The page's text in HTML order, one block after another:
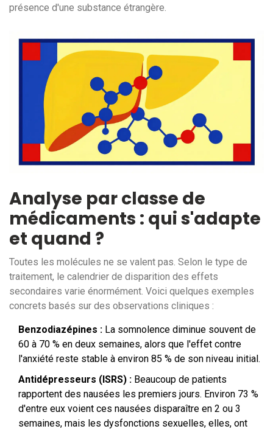
présence d'une substance étrangère.
Analyse par classe de
médicaments : qui s'adapte
et quand ?
Toutes les molécules ne se valent pas. Selon le type de
traitement, le calendrier de disparition des effets
secondaires varie énormément. Voici quelques exemples
concrets basés sur des observations cliniques :
Benzodiazépines : La somnolence diminue souvent de
60 à 70 % en deux semaines, alors que l'effet contre
l'anxiété reste stable à environ 85 % de son niveau initial.
Antidépresseurs (ISRS) : Beaucoup de patients
rapportent des nausées les premiers jours. Environ 73 %
d'entre eux voient ces nausées disparaître en 2 ou 3
semaines, mais les dysfonctions sexuelles, elles, ont